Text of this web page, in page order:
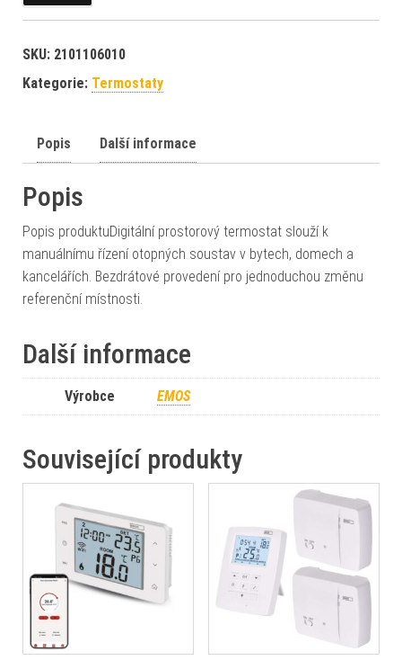
SKU: 2101106010
Kategorie: Termostaty
Popis Další informace
Popis
Popis produktuDigitální prostorový termostat slouží k
manuálnímu řízení otopných soustav v bytech, domech a
kancelářích. Bezdrátové provedení pro jednoduchou změnu
referenční místnosti.
Další informace
Výrobce EMOS
Související produkty